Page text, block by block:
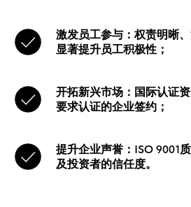
激发员工参与：权责明晰
显著提升员工积极性；
开拓新兴市场：国际认证
要求认证的企业签约；
提升企业声誉：ISO 9001
及投资者的信任度。